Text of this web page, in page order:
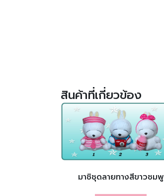
สินค้าที่เกี่ยวข้อง
มาชิชุดลายทางสีขาวชมพู